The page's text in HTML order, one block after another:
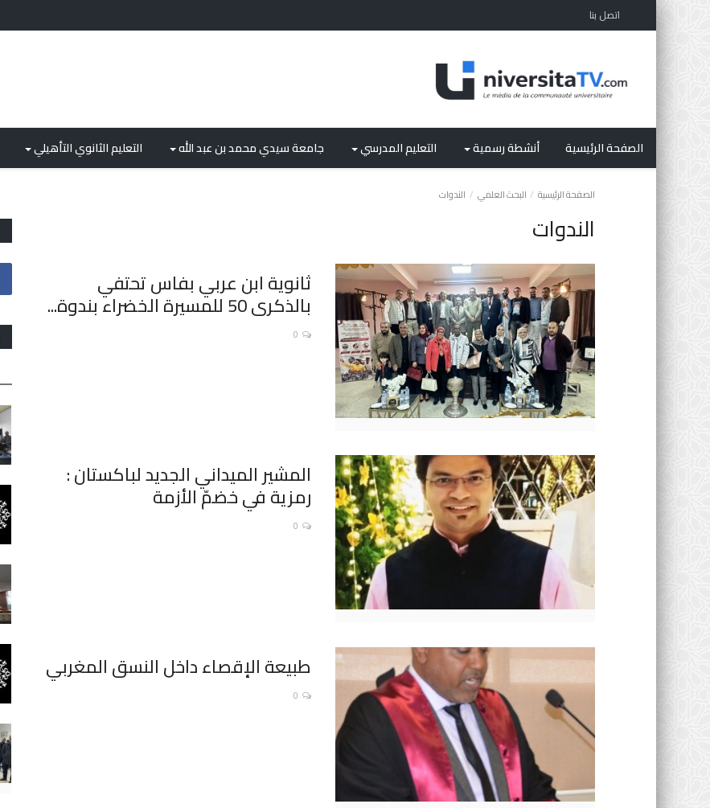
اتصل بنا
الصفحة الرئيسية أنشطة رسمية التعليم المدرسي جامعة سيدي محمد بن عبد الله التعليم الثانوي التأهيلي
الصفحة الرئيسية البحث العلمي الندوات
الندوات
ثانوية ابن عربي بفاس تحتفي
بالذكرى 50 للمسيرة الخضراء بندوة...
0
المشير الميداني الجديد لباكستان :
رمزية في خضمّ الأزمة
0
طبيعة الإقصاء داخل النسق المغربي
0